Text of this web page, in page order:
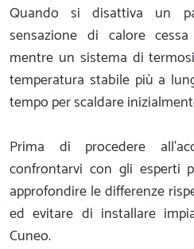
Quando si disattiva un
sensazione di calore
mentre un sistema di
temperatura stabile più a
tempo per scaldare
Prima di procedere
confrontarvi con gli esperti
approfondire le differenze
ed evitare di installare
Cuneo.